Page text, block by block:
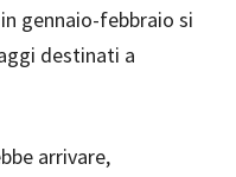
gennaio-febbraio si
destinati a
arrivare,